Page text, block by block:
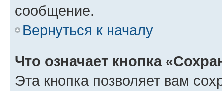
сообщение.
Вернуться к началу
Что означает кнопка
Эта кнопка позволяет вам